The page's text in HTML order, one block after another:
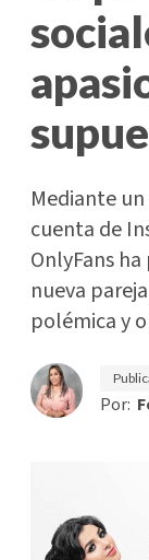
Mediante
cuenta de
OnlyFans
nueva
polémica y
Por: